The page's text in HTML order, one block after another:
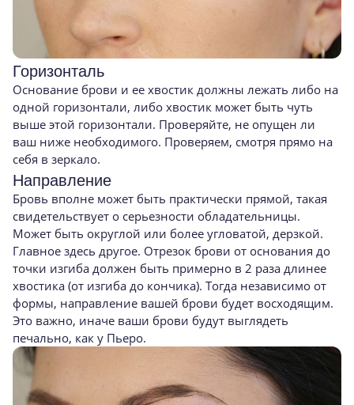
Горизонталь
Основание брови и ее хвостик должны лежать либо на
одной горизонтали, либо хвостик может быть чуть
выше этой горизонтали. Проверяйте, не опущен ли
ваш ниже необходимого. Проверяем, смотря прямо на
себя в зеркало.
Направление
Бровь вполне может быть практически прямой, такая
свидетельствует о серьезности обладательницы.
Может быть округлой или более угловатой, дерзкой.
Главное здесь другое. Отрезок брови от основания до
точки изгиба должен быть примерно в 2 раза длинее
хвостика (от изгиба до кончика). Тогда независимо от
формы, направление вашей брови будет восходящим.
Это важно, иначе ваши брови будут выглядеть
печально, как у Пьеро.